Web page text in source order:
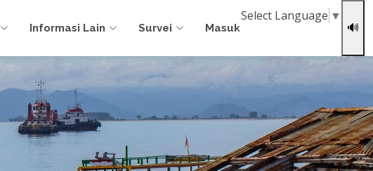
Informasi Lain Survei Masuk
Select Language ▼
🔊